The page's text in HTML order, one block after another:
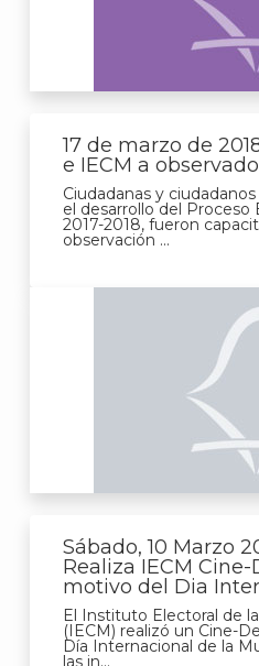
17 de marzo de
e IECM a
Ciudadanas y
el desarrollo del Proceso
2017-2018, fueron
observación ...
Sábado, 10 Marzo
Realiza IECM
motivo del Dia
El Instituto Electoral de
(IECM) realizó un Cine-
Día Internacional de la
las in...